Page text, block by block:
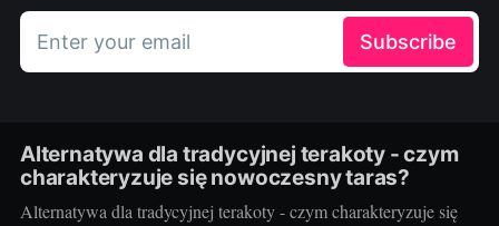
Enter your email Subscribe
Alternatywa dla tradycyjnej terakoty - czym
charakteryzuje się nowoczesny taras?
Alternatywa dla tradycyjnej terakoty - czym charakteryzuje się